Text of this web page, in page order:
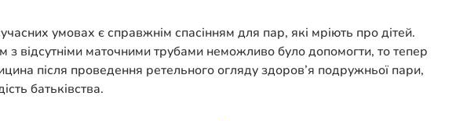
умовах є справжнім спасінням для пар, які мріють про дітей.
відсутніми маточними трубами неможливо було допомогти, то тепер
після проведення ретельного огляду здоров’я подружньої пари,
батьківства.